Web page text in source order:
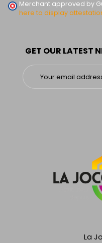
La
GET OUR LATEST
Merchant approved by
here to display